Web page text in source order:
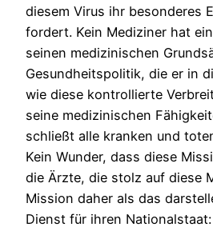
diesem Virus ihr besonderes
fordert. Kein Mediziner hat
seinen medizinischen
Gesundheitspolitik, die er in
wie diese kontrollierte
seine medizinischen
schließt alle kranken und
Kein Wunder, dass diese
die Ärzte, die stolz auf diese
Mission daher als das
Dienst für ihren